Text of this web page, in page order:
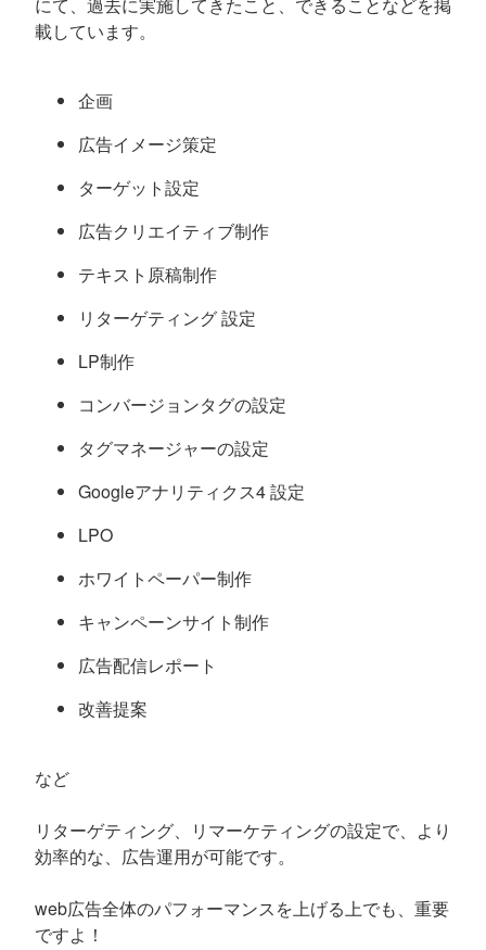
載しています。
企画
広告イメージ策定
ターゲット設定
広告クリエイティブ制作
テキスト原稿制作
リターゲティング 設定
LP制作
コンバージョンタグの設定
タグマネージャーの設定
Googleアナリティクス4 設定
LPO
ホワイトペーパー制作
キャンペーンサイト制作
広告配信レポート
改善提案
など
リターゲティング、リマーケティングの設定で、より
効率的な、広告運用が可能です。
web広告全体のパフォーマンスを上げる上でも、重要
ですよ！